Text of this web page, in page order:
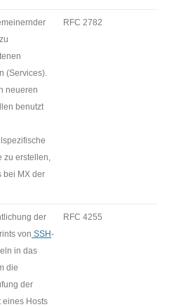
(Services).
neueren
benutzt
zu erstellen,
bei MX der
RFC 2782
der
von SSH-
in das
die
der
eines Hosts
RFC 4255